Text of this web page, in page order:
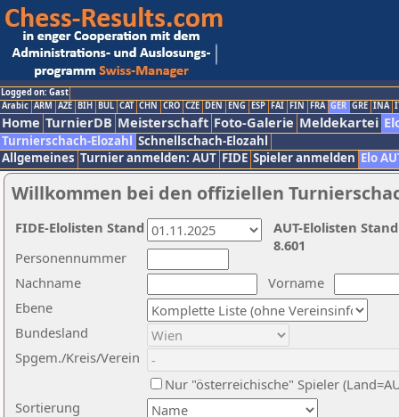
Logged on: Gast
Arabic ARM AZE BIH BUL CAT CHN CRO CZE DEN ENG ESP FAI FIN FRA GER GRE INA
Home TurnierDB Meisterschaft Foto-Galerie Meldekartei
Turnierschach-Elozahl Schnellschach-Elozahl
Allgemeines Turnier anmelden: AUT FIDE Spieler anmelden Elo
Willkommen bei den offiziellen
Nachname
Vorname
Ebene
Sortierung
Personennummer
Bundesland
Spgem./Kreis/Verein
Nur "österreichische" Spieler
AUT-Elolisten
8.601
FIDE-Elolisten Stand